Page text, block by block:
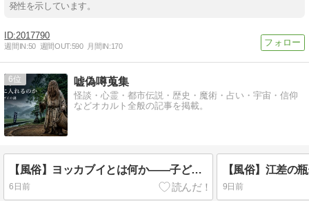
発性を示しています。
2017790
週間IN:50 週間OUT:590 月間IN:170
6 嘘偽噂蒐集
怪談・心霊・都市伝説・歴史・魔術・占い・宇宙・信仰
などオカルト全般の記事を掲載。
【風俗】ヨッカブイとは何か――子どもをカマスへ入れる水神祭と高橋十八度踊り【鹿児島県】
6日前 9日前